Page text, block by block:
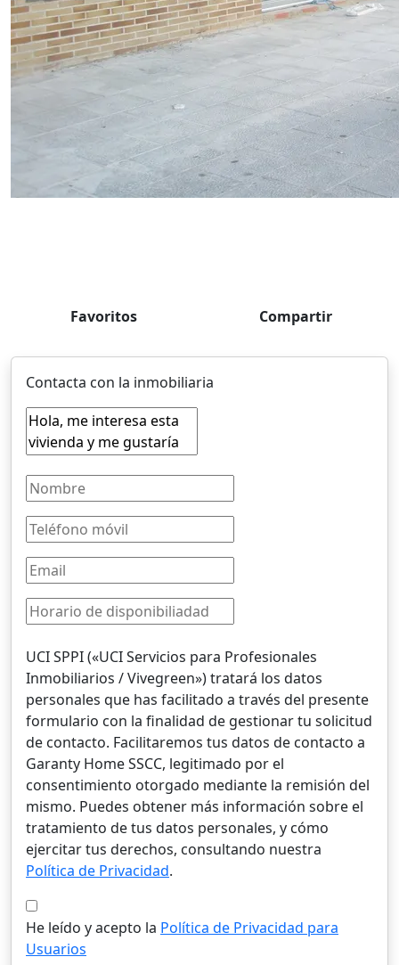
Favoritos Compartir
Contacta con la inmobiliaria
UCI SPPI («UCI Servicios para Profesionales
Inmobiliarios / Vivegreen») tratará los datos
personales que has facilitado a través del presente
formulario con la finalidad de gestionar tu solicitud
de contacto. Facilitaremos tus datos de contacto a
Garanty Home SSCC, legitimado por el
consentimiento otorgado mediante la remisión del
mismo. Puedes obtener más información sobre el
tratamiento de tus datos personales, y cómo
ejercitar tus derechos, consultando nuestra
Política de Privacidad.
He leído y acepto la Política de Privacidad para
Usuarios